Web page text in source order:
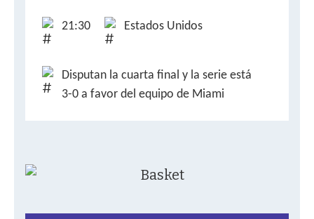
21:30 Estados Unidos
Disputan la cuarta final y la serie está
3-0 a favor del equipo de Miami